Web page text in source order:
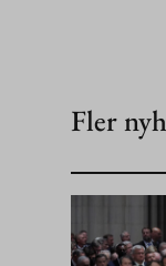
Fler